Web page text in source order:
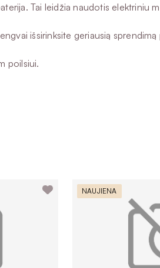
Tai leidžia naudotis
išsirinksite geriausią sprendimą
poilsiui.
NAUJIENA